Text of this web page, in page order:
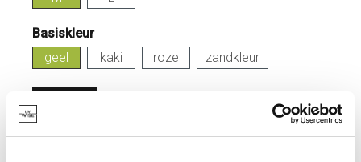
Basiskleur
geel
kaki roze zandkleur
OP VOORRAAD